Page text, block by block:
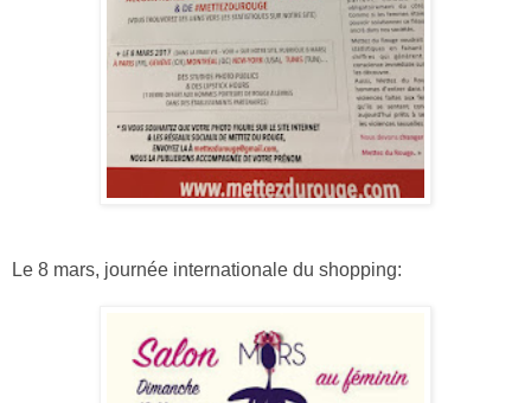
Le 8 mars, journée internationale du shopping: